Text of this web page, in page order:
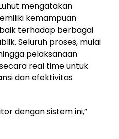
mengatakan
kemampuan
terhadap berbagai
Seluruh proses, mulai
pelaksanaan
real time untuk
dan efektivitas
dengan sistem ini,”